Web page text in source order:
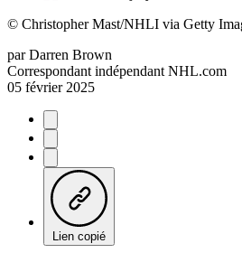
© Christopher Mast/NHLI via Getty
par Darren Brown
Correspondant indépendant NHL.com
05 février 2025
Lien copié